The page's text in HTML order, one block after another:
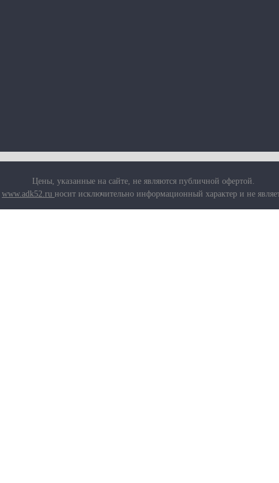
Цены, указанные на сайте, не являются публичной офертой.
www.adk52.ru носит исключительно информационный характер и не